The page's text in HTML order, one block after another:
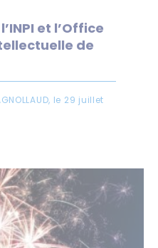
et l’Office
de
le 29 juillet